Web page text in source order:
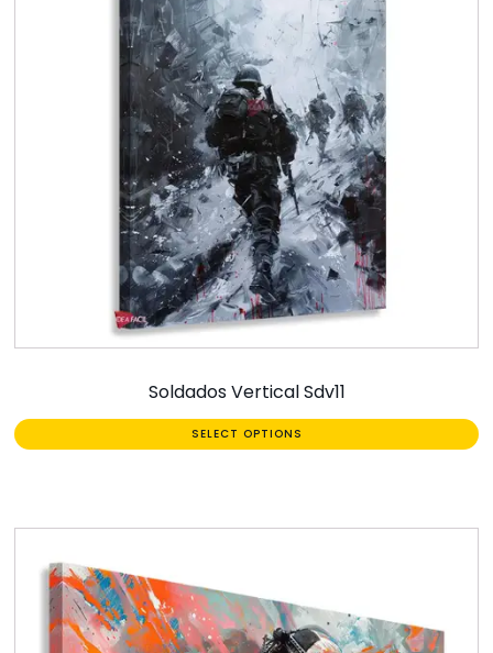
Soldados Vertical Sdv11
SELECT OPTIONS